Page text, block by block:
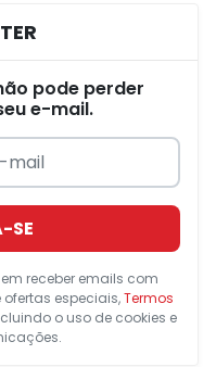
pode perder
e-mail.
SE
receber emails com
especiais,Termos
o uso de cookies e